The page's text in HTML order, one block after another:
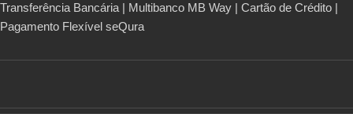
Transferência Bancária | Multibanco MB Way | Cartão de Crédito |
Pagamento Flexível seQura